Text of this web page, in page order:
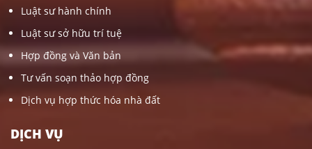
Luật sư hành chính
Luật sư sở hữu trí tuệ
Hợp đồng và Văn bản
Tư vấn soạn thảo hợp đồng
Dịch vụ hợp thức hóa nhà đất
DỊCH VỤ